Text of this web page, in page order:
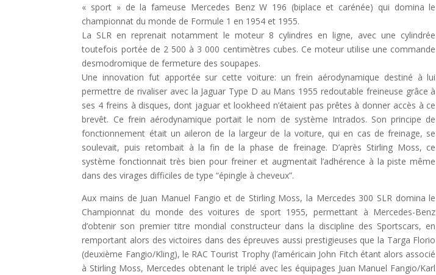
« sport » de la fameuse Mercedes Benz W 196 (biplace et carénée) qui domina le
championnat du monde de Formule 1 en 1954 et 1955.
La SLR en reprenait notamment le moteur 8 cylindres en ligne, avec une cylindrée
toutefois portée de 2 500 à 3 000 centimètres cubes. Ce moteur utilise une commande
desmodromique de fermeture des soupapes.
Une innovation fut apportée sur cette voiture: un frein aérodynamique destiné à lui
permettre de rivaliser avec la Jaguar Type D au Mans 1955 redoutable freineuse grâce à
ses 4 freins à disques, dont jaguar et lookheed n’étaient pas prêtes à donner accès à ce
brevêt. Ce frein aérodynamique portait le nom de système Intrados. Son principe de
fonctionnement était un aileron de la largeur de la voiture, qui en cas de freinage, se
soulevait, puis retombait à la fin de la phase de freinage. D’après Stirling Moss, ce
système fonctionnait très bien pour freiner et augmentait l’adhérence à la piste même
dans des virages difficiles de type “épingle à cheveux”.
Aux mains de Juan Manuel Fangio et de Stirling Moss, la Mercedes 300 SLR domina le
Championnat du monde des voitures de sport 1955, permettant à Mercedes-Benz
d’obtenir son premier titre mondial constructeur dans la discipline des Sportscars, en
remportant alors des victoires dans des épreuves aussi prestigieuses que la Targa Florio
(deuxième Fangio/Kling), le RAC Tourist Trophy (l’américain John Fitch étant alors associé
à Stirling Moss, Mercedes obtenant le triplé avec les équipages Juan Manuel Fangio/Karl